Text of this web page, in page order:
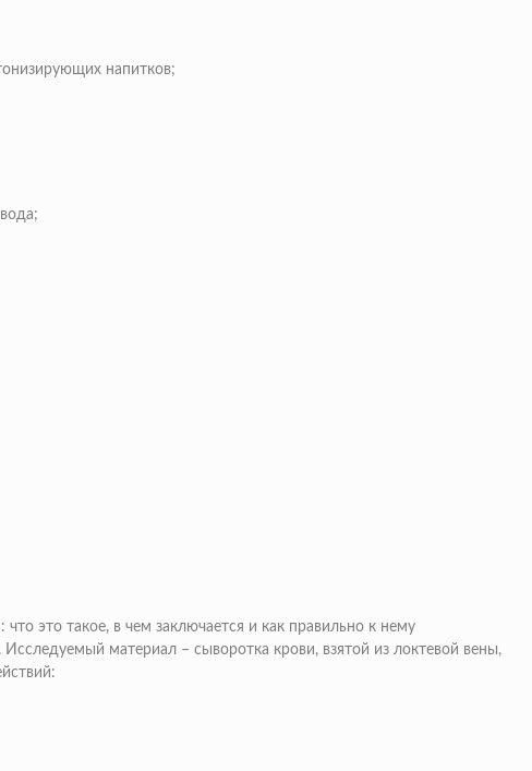
напитков;
это такое, в чем заключается и как правильно к нему
материал – сыворотка крови, взятой из локтевой вены,